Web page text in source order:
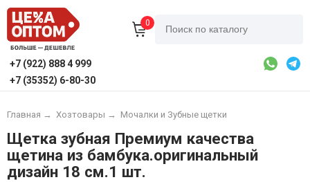
0
+7 (922) 888 4 999
+7 (35352) 6-80-30
Главная → Хозтовары → Мочалки и Зубные щетки
Щетка зубная Премиум качества
щетина из бамбука.оригинальный
дизайн 18 см.1 шт.